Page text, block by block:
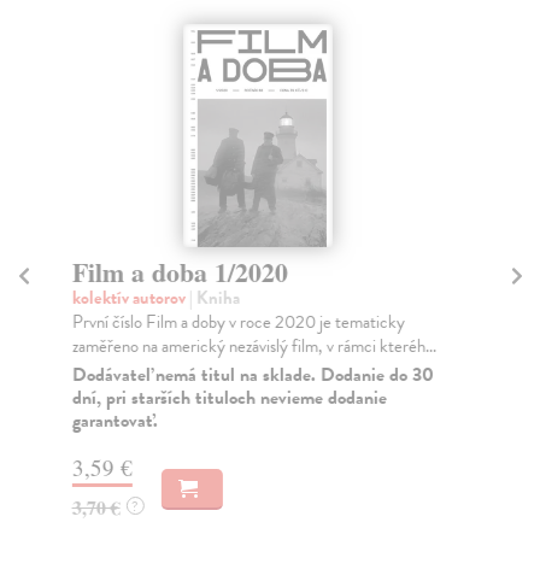
Film a doba 1/2020
kolektív autorov| Kniha
První číslo Film a doby v roce 2020 je tematicky
zaměřeno na americký nezávislý film, v rámci kteréh...
Dodávateľ nemá titul na sklade. Dodanie do 30
dní, pri starších tituloch nevieme dodanie
garantovať.
3,59 €
3,70 € ?